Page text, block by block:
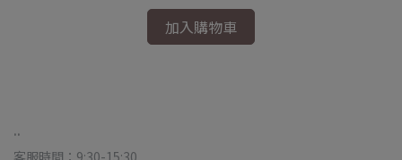
加入購物車
..
客服時間：9:30-15:30